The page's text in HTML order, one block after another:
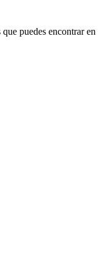
puedes encontrar en